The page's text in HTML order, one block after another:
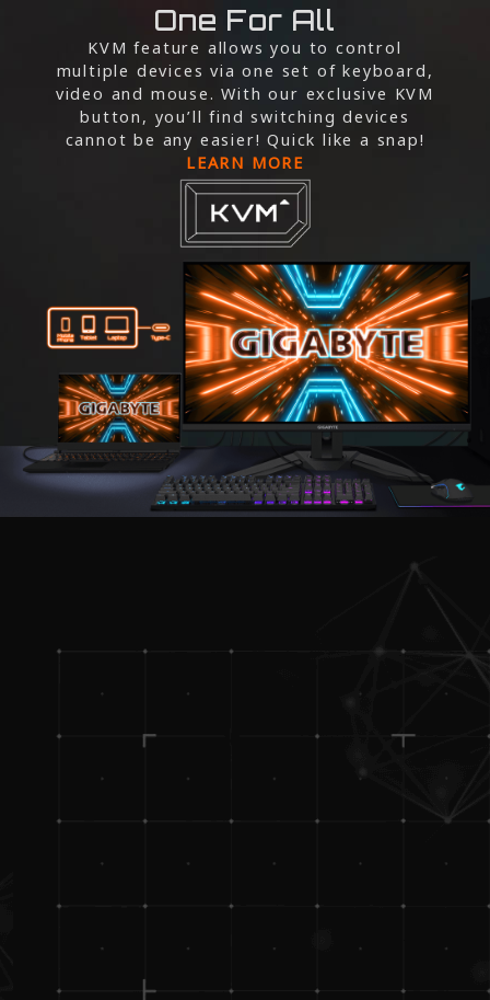
One For All
KVM feature allows you to control
multiple devices via one set of keyboard,
video and mouse. With our exclusive KVM
button, you’ll find switching devices
cannot be any easier! Quick like a snap!
LEARN MORE